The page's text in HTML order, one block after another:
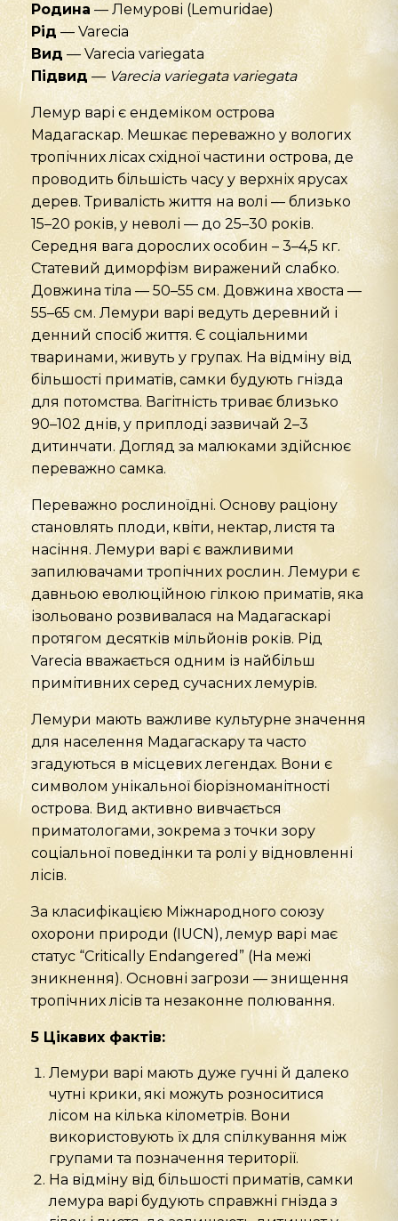
Родина — Лемурові (Lemuridae)
Рід — Varecia
Вид — Varecia variegata
Підвид — Varecia variegata variegata
Лемур варі є ендеміком острова
Мадагаскар. Мешкає переважно у вологих
тропічних лісах східної частини острова, де
проводить більшість часу у верхніх ярусах
дерев. Тривалість життя на волі — близько
15–20 років, у неволі — до 25–30 років.
Середня вага дорослих особин – 3–4,5 кг.
Статевий диморфізм виражений слабко.
Довжина тіла — 50–55 см. Довжина хвоста —
55–65 см. Лемури варі ведуть деревний і
денний спосіб життя. Є соціальними
тваринами, живуть у групах. На відміну від
більшості приматів, самки будують гнізда
для потомства. Вагітність триває близько
90–102 днів, у приплоді зазвичай 2–3
дитинчати. Догляд за малюками здійснює
переважно самка.
Переважно рослиноїдні. Основу раціону
становлять плоди, квіти, нектар, листя та
насіння. Лемури варі є важливими
запилювачами тропічних рослин. Лемури є
давньою еволюційною гілкою приматів, яка
ізольовано розвивалася на Мадагаскарі
протягом десятків мільйонів років. Рід
Varecia вважається одним із найбільш
примітивних серед сучасних лемурів.
Лемури мають важливе культурне значення
для населення Мадагаскару та часто
згадуються в місцевих легендах. Вони є
символом унікальної біорізноманітності
острова. Вид активно вивчається
приматологами, зокрема з точки зору
соціальної поведінки та ролі у відновленні
лісів.
За класифікацією Міжнародного союзу
охорони природи (IUCN), лемур варі має
статус “Critically Endangered” (На межі
зникнення). Основні загрози — знищення
тропічних лісів та незаконне полювання.
5 Цікавих фактів:
Лемури варі мають дуже гучні й далеко
чутні крики, які можуть розноситися
лісом на кілька кілометрів. Вони
використовують їх для спілкування між
групами та позначення території.
На відміну від більшості приматів, самки
лемура варі будують справжні гнізда з